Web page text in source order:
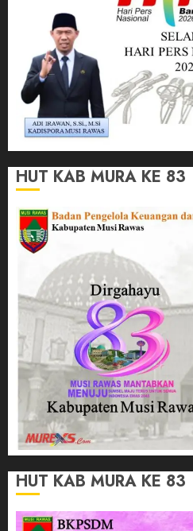
HUT KAB MURA KE 83
HUT KAB MURA KE 83